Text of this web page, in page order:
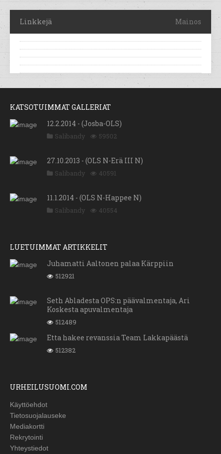
Linkkejä Mainos
KATSOTUIMMAT GALLERIAT
12.2.2014 - (Josba-OLS)
Salibandy 59502
27.10.2013 - (OLS N-Erä III N)
Salibandy 40591
11.1.2014 - (OLS N-Happee N)
Salibandy 40554
LUETUIMMAT ARTIKKELIT
Juhamatti Aaltonen palaa Kärppiin
512921
Seth Abladesta OPS:n päävalmentaja, Ari
Koskesta apuvalmentaja
512489
Etta hakee revanssia Team Lakkapäästä
512382
URHEILUSUOMI.COM
Käyttöehdot
Tietosuojalauseke
Mediakortti
Rekrytointi
Yhteystiedot